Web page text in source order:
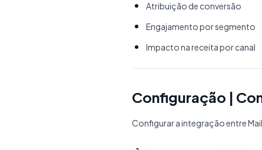
Atribuição de conversão
Engajamento por segmento
Impacto na receita por canal
Configuração |
Configurar a integração entre